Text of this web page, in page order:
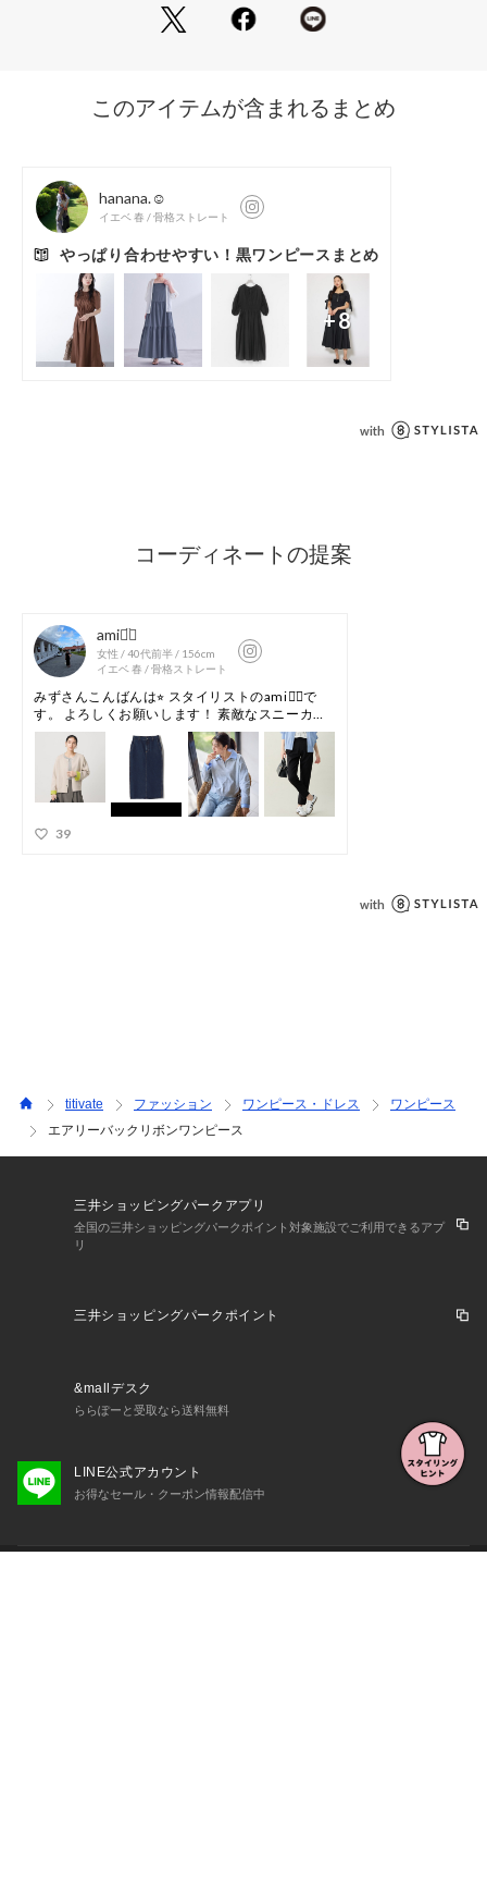
titivate ファッション ワンピース・ドレス
ワンピース
エアリーバックリボンワンピース
三井ショッピングパークアプリ
全国の三井ショッピングパークポイント対象施設でご利用できるアプ
リ
三井ショッピングパークポイント
&mallデスク
ららぽーと受取なら送料無料
LINE公式アカウント
お得なセール・クーポン情報配信中